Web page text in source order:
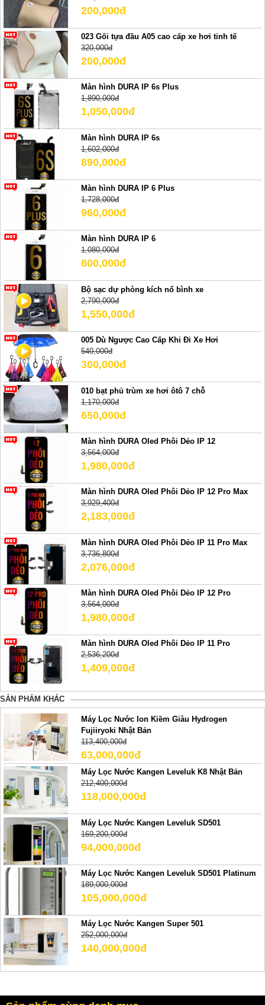
200,000đ
023 Gối tựa đầu A05 cao cấp xe hơi tinh tế
320,000đ
200,000đ
Màn hình DURA IP 6s Plus
1,890,000đ
1,050,000đ
Màn hình DURA IP 6s
1,602,000đ
890,000đ
Màn hình DURA IP 6 Plus
1,728,000đ
960,000đ
Màn hình DURA IP 6
1,080,000đ
600,000đ
Bộ sạc dự phòng kích nổ bình xe
2,790,000đ
1,550,000đ
005 Dù Ngược Cao Cấp Khi Đi Xe Hơi
540,000đ
300,000đ
010 bạt phủ trùm xe hơi ôtô 7 chỗ
1,170,000đ
650,000đ
Màn hình DURA Oled Phôi Dẻo IP 12
3,564,000đ
1,980,000đ
Màn hình DURA Oled Phôi Dẻo IP 12 Pro Max
3,929,400đ
2,183,000đ
Màn hình DURA Oled Phôi Dẻo IP 11 Pro Max
3,736,800đ
2,076,000đ
Màn hình DURA Oled Phôi Dẻo IP 12 Pro
3,564,000đ
1,980,000đ
Màn hình DURA Oled Phôi Dẻo IP 11 Pro
2,536,200đ
1,409,000đ
SẢN PHẢM KHÁC
Máy Lọc Nước Ion Kiềm Giàu Hydrogen
Fujiiryoki Nhật Bản
113,400,000đ
63,000,000đ
Máy Lọc Nước Kangen Leveluk K8 Nhật Bản
212,400,000đ
118,000,000đ
Máy Lọc Nước Kangen Leveluk SD501
169,200,000đ
94,000,000đ
Máy Lọc Nước Kangen Leveluk SD501 Platinum
189,000,000đ
105,000,000đ
Máy Lọc Nước Kangen Super 501
252,000,000đ
140,000,000đ